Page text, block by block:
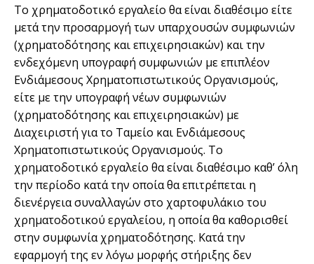
Το χρηµατοδοτικό εργαλείο θα είναι διαθέσιµο είτε
µετά την προσαρµογή των υπαρχουσών συµφωνιών
(χρηµατοδότησης και επιχειρησιακών) και την
ενδεχόµενη υπογραφή συµφωνιών µε επιπλέον
Ενδιάµεσους Χρηµατοπιστωτικούς Οργανισµούς,
είτε µε την υπογραφή νέων συµφωνιών
(χρηµατοδότησης και επιχειρησιακών) µε
∆ιαχειριστή για το Ταµείο και Ενδιάµεσους
Χρηµατοπιστωτικούς Οργανισµούς. Το
χρηµατοδοτικό εργαλείο θα είναι διαθέσιµο καθ’ όλη
την περίοδο κατά την οποία θα επιτρέπεται η
διενέργεια συναλλαγών στο χαρτοφυλάκιο του
χρηµατοδοτικού εργαλείου, η οποία θα καθορισθεί
στην συµφωνία χρηµατοδότησης. Κατά την
εφαρµογή της εν λόγω µορφής στήριξης δεν